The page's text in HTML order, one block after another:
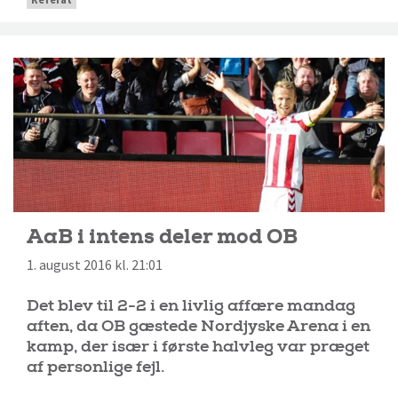
AaB i intens deler mod OB
1. august 2016 kl. 21:01
Det blev til 2-2 i en livlig affære mandag
aften, da OB gæstede Nordjyske Arena i en
kamp, der især i første halvleg var præget
af personlige fejl.